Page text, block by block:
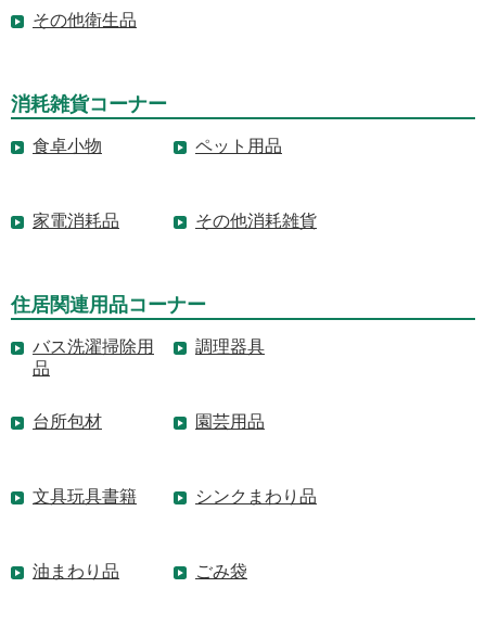
その他衛生品
消耗雑貨コーナー
食卓小物 ペット用品
家電消耗品 その他消耗雑貨
住居関連用品コーナー
バス洗濯掃除用
品
調理器具
台所包材 園芸用品
文具玩具書籍 シンクまわり品
油まわり品 ごみ袋